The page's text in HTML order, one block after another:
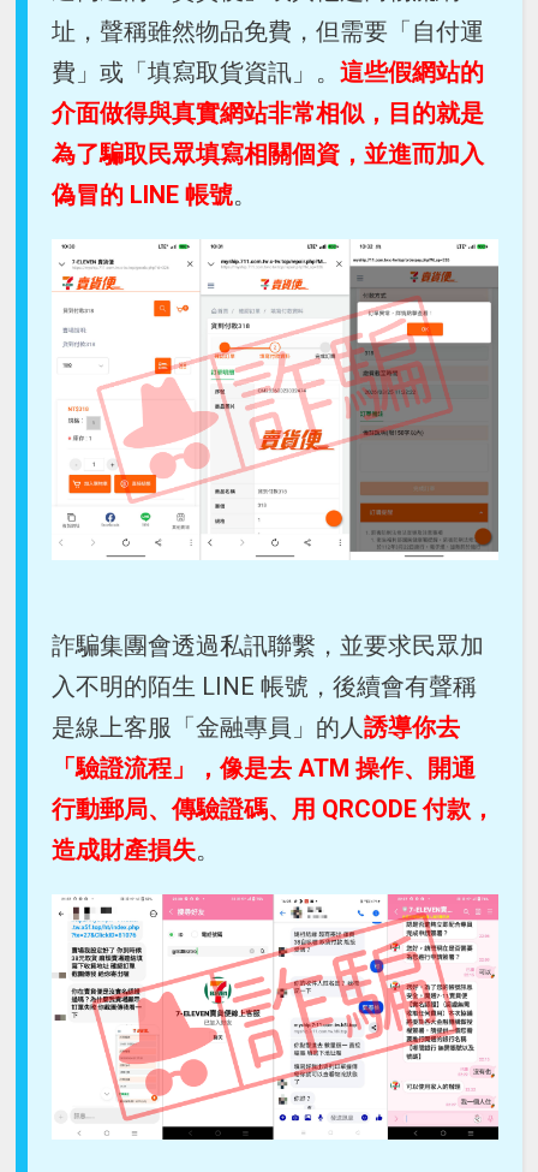
址，聲稱雖然物品免費，但需要「自付運
費」或「填寫取貨資訊」。這些假網站的
介面做得與真實網站非常相似，目的就是
為了騙取民眾填寫相關個資，並進而加入
偽冒的 LINE 帳號。
詐騙集團會透過私訊聯繫，並要求民眾加
入不明的陌生 LINE 帳號，後續會有聲稱
是線上客服「金融專員」的人誘導你去
「驗證流程」，像是去 ATM 操作、開通
行動郵局、傳驗證碼、用 QRCODE 付款，
造成財產損失。